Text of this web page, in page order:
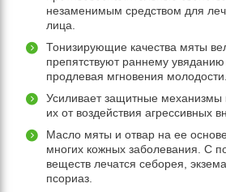
незаменимым средством для
лица.
Тонизирующие качества мяты
препятствуют раннему увяданию
продлевая мгновения молодости.
Усиливает защитные механизмы
их от воздействия агрессивных
Масло мяты и отвар на ее
многих кожных заболевания. С
веществ лечатся себорея,
псориаз.